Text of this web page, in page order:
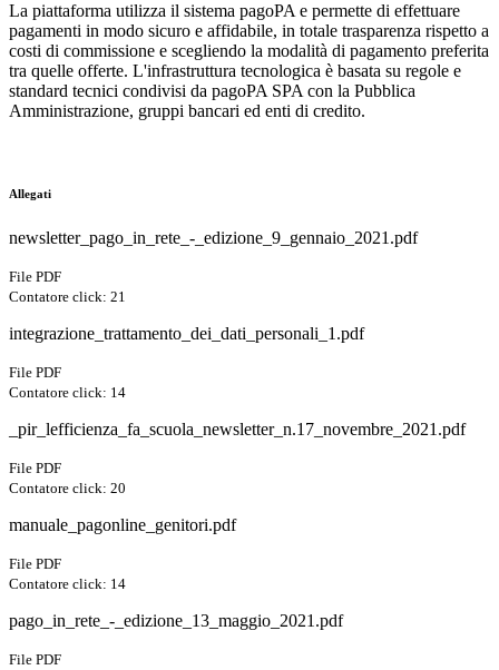
La piattaforma utilizza il sistema pagoPA e permette di effettuare
pagamenti in modo sicuro e affidabile, in totale trasparenza rispetto a
costi di commissione e scegliendo la modalità di pagamento preferita
tra quelle offerte. L'infrastruttura tecnologica è basata su regole e
standard tecnici condivisi da pagoPA SPA con la Pubblica
Amministrazione, gruppi bancari ed enti di credito.
Allegati
newsletter_pago_in_rete_-_edizione_9_gennaio_2021.pdf
File PDF
Contatore click: 21
integrazione_trattamento_dei_dati_personali_1.pdf
File PDF
Contatore click: 14
_pir_lefficienza_fa_scuola_newsletter_n.17_novembre_2021.pdf
File PDF
Contatore click: 20
manuale_pagonline_genitori.pdf
File PDF
Contatore click: 14
pago_in_rete_-_edizione_13_maggio_2021.pdf
File PDF